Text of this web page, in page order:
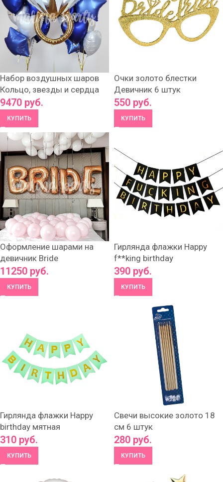
Набор воздушных шаров
Кольцо, звезды и сердца
9470 руб.
КУПИТЬ
Очки золото блестки
Девичник 6 штук
550 руб.
КУПИТЬ
Оформление шарами на
девичник Bride
11250 руб.
КУПИТЬ
Гирлянда флажки Happy
f**king birthday
390 руб.
КУПИТЬ
Гирлянда флажки Happy
birthday мятная
310 руб.
КУПИТЬ
Свечи высокие золото 18
см 6 штук
280 руб.
КУПИТЬ